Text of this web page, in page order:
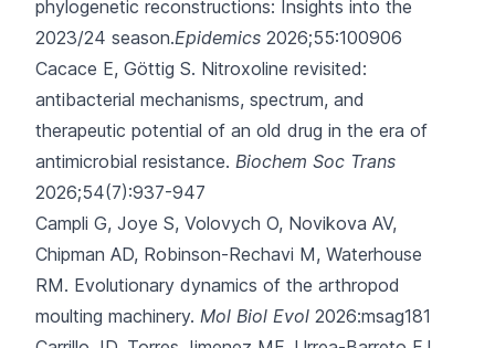
phylogenetic reconstructions: Insights into the
2023/24 season.Epidemics 2026;55:100906
Cacace E, Göttig S. Nitroxoline revisited:
antibacterial mechanisms, spectrum, and
therapeutic potential of an old drug in the era of
antimicrobial resistance. Biochem Soc Trans
2026;54(7):937-947
Campli G, Joye S, Volovych O, Novikova AV,
Chipman AD, Robinson-Rechavi M, Waterhouse
RM. Evolutionary dynamics of the arthropod
moulting machinery. Mol Biol Evol 2026:msag181